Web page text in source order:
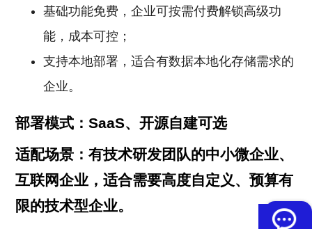
基础功能免费，企业可按需付费解锁高级功
能，成本可控；
支持本地部署，适合有数据本地化存储需求的
企业。
部署模式：SaaS、开源自建可选
适配场景：有技术研发团队的中小微企业、
互联网企业，适合需要高度自定义、预算有
限的技术型企业。